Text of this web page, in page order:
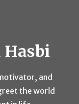
and
the world